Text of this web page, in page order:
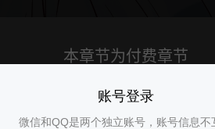
账号登录
微信和QQ是两个独立账号，账号信息不